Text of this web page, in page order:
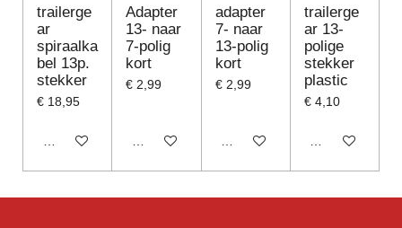
trailerge
ar
spiraalka
bel 13p.
stekker
€ 18,95
In winkelwagen
Adapter
13- naar
7-polig
kort
€ 2,99
In winkelwagen
adapter
7- naar
13-polig
kort
€ 2,99
In winkelwagen
trailerge
ar 13-
polige
stekker
plastic
€ 4,10
In winkelwagen